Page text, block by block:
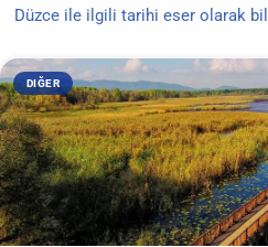
Düzce ile ilgili tarihi eser olarak
DIĞER